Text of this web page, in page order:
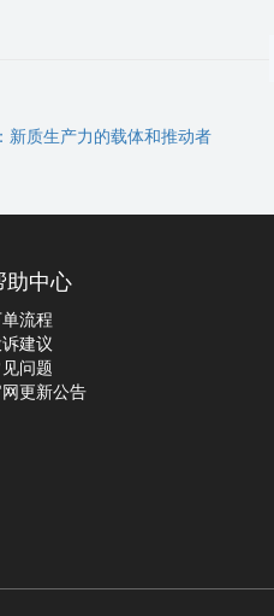
新质生产力的载体和推动者
助中心
流程
建议
问题
更新公告